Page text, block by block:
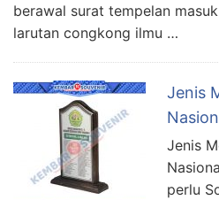
berawal surat tempelan
larutan congkong ilmu …
Jenis
Jenis
perlu